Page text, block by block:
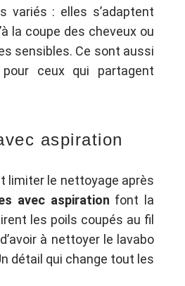
variés : elles s’adaptent
la coupe des cheveux ou
sensibles. Ce sont aussi
ceux qui partagent
aspiration
limiter le nettoyage après
avec aspiration font la
les poils coupés au fil
à nettoyer le lavabo
détail qui change tout les